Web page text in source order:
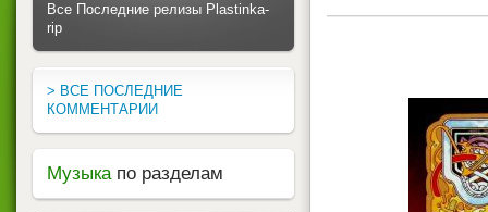
Все Последние релизы Plastinka-
rip
> ВСЕ ПОСЛЕДНИЕ
КОММЕНТАРИИ
Музыка по разделам